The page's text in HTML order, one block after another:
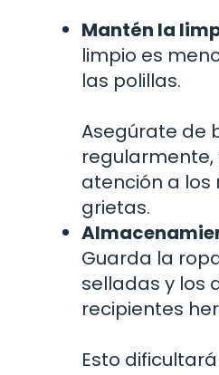
Mantén la
limpio es
las polillas.
Asegúrate de
atención a los
grietas.
Guarda la
selladas y los
recipientes
Esto